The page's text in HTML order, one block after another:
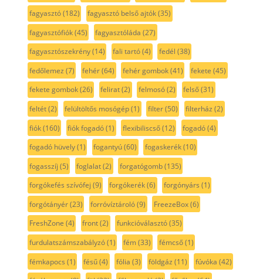
fagyasztó(182) fagyasztó belső ajtók(35)
fagyasztófiók(45) fagyasztóláda (27)
fagyasztószekrény(14) fali tartó(4) fedél (38)
fedőlemez (7) fehér(64) fehér gombok(41) fekete (45)
fekete gombok(26) felirat(2) felmosó(2) felső(31)
feltét(2) felültöltős mosógép(1) filter(50) filterház (2)
fiók(160) fiók fogadó(1) flexibiliscső(12) fogadó(4)
fogadó hüvely(1) fogantyú(60) fogaskerék(10)
fogasszíj (5) foglalat(2) forgatógomb(135)
forgókefés szívófej (9) forgókerék(6) forgónyárs (1)
forgótányér(23) forróvíztároló(9) FreezeBox(6)
FreshZone (4) front(2) funkcióválasztó(35)
furdulatszámszabályzó(1) fém(33) fémcső(1)
fémkapocs (1) fésű(4) fólia (3) földgáz (11) fúvóka (42)